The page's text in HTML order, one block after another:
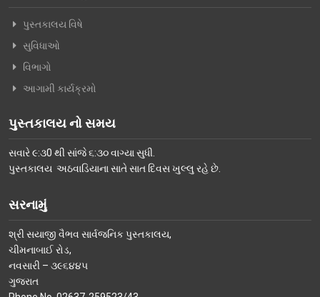
સભ્યપદ-નીતિ નિયમો
ગેલેરી
સમાચાર માધ્યમોની અટારીએથી
પુસ્તકાલય વિષે
સુવિધાઓ
વિભાગો
આગામી કાર્યક્રમો
પુસ્તકાલય નો સમય
સવારે ૯:૩0 થી સાંજે ૬:૩૦ વાગ્યા સુધી.
પુસ્તકાલય અઠવાડિયાના સાતે સાત દિવસ ખુલ્લુ રહે છે.
સરનામું
શ્રી સયાજી વૈભવ સાર્વજનિક પુસ્તકાલય,
ચીમનાબાઈ રોડ,
નવસારી – ૩૯૬૪૪૫
ગુજરાત